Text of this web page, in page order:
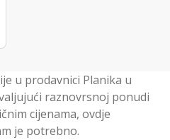
u prodavnici Planika u
raznovrsnoj ponudi
cijenama, ovdje
je potrebno.